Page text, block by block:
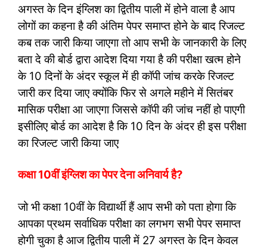
अगस्त के दिन इंग्लिश का द्वितीय पाली में होने वाला है आप
लोगों का कहना है की अंतिम पेपर समाप्त होने के बाद रिजल्ट
कब तक जारी किया जाएगा तो आप सभी के जानकारी के लिए
बता दे की बोर्ड द्वारा आदेश दिया गया है की परीक्षा खत्म होने
के 10 दिनों के अंदर स्कूल में ही कॉपी जांच करके रिजल्ट
जारी कर दिया जाए क्योंकि फिर से अगले महीने में सितंबर
मासिक परीक्षा आ जाएगा जिससे कॉपी की जांच नहीं हो पाएगी
इसीलिए बोर्ड का आदेश है कि 10 दिन के अंदर ही इस परीक्षा
का रिजल्ट जारी किया जाए
कक्षा 10वीं इंग्लिश का पेपर देना अनिवार्य है?
जो भी कक्षा 10वीं के विद्यार्थी हैं आप सभी को पता होगा कि
आपका प्रथम सर्वाधिक परीक्षा का लगभग सभी पेपर समाप्त
होगी चुका है आज द्वितीय पाली में 27 अगस्त के दिन केवल